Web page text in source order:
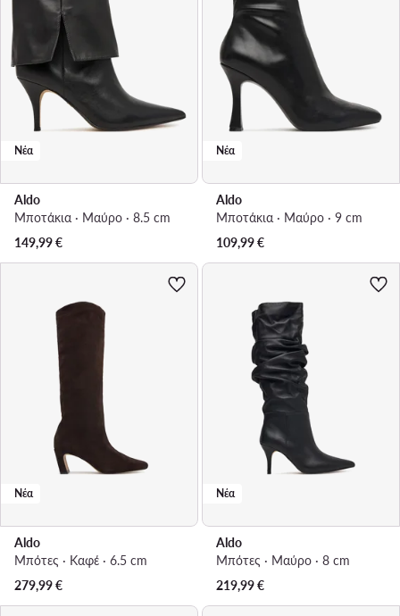
Νέα
Aldo
Μποτάκια · Μαύρο · 8.5 cm
149,99€
Νέα
Aldo
Μποτάκια · Μαύρο · 9 cm
109,99€
Νέα
Aldo
Μπότες · Καφέ · 6.5 cm
279,99€
Νέα
Aldo
Μπότες · Μαύρο · 8 cm
219,99€